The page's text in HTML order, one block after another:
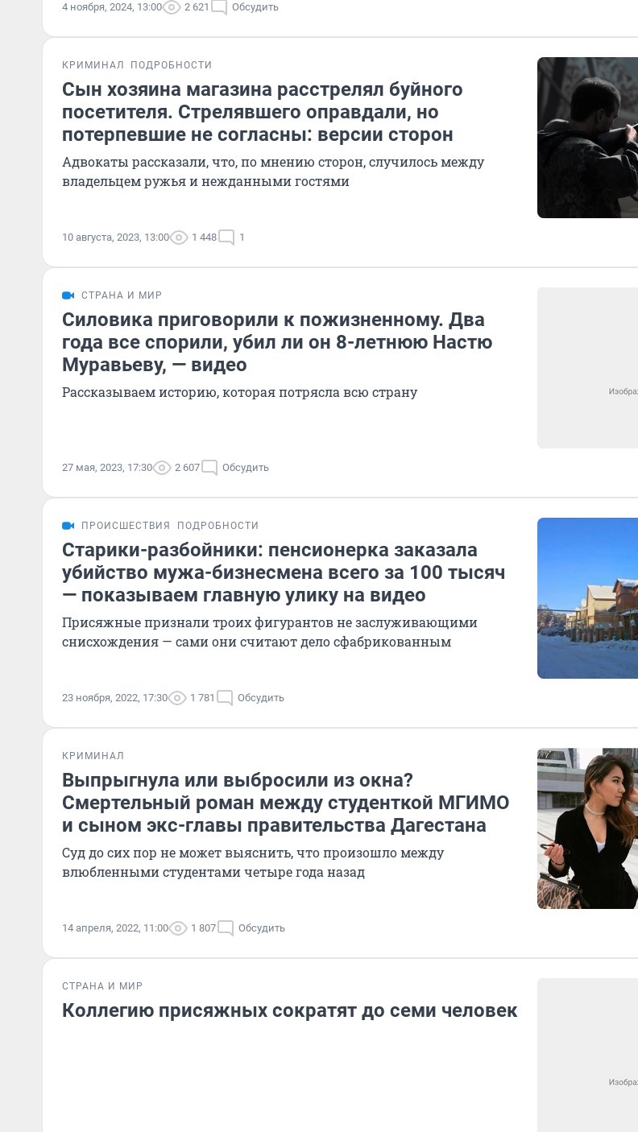
4 ноября, 2024, 13:00 2 621 Обсудить
КРИМИНАЛ ПОДРОБНОСТИ
Сын хозяина магазина расстрелял буйного
посетителя. Стрелявшего оправдали, но
потерпевшие не согласны: версии сторон
Адвокаты рассказали, что, по мнению сторон, случилось между
владельцем ружья и нежданными гостями
10 августа, 2023, 13:00 1 448 1
СТРАНА И МИР
Силовика приговорили к пожизненному. Два
года все спорили, убил ли он 8-летнюю Настю
Муравьеву, — видео
Рассказываем историю, которая потрясла всю страну
27 мая, 2023, 17:30 2 607 Обсудить
ПРОИСШЕСТВИЯ ПОДРОБНОСТИ
Старики-разбойники: пенсионерка заказала
убийство мужа-бизнесмена всего за 100 тысяч
— показываем главную улику на видео
Присяжные признали троих фигурантов не заслуживающими
снисхождения — сами они считают дело сфабрикованным
23 ноября, 2022, 17:30 1 781 Обсудить
КРИМИНАЛ
Выпрыгнула или выбросили из окна?
Смертельный роман между студенткой МГИМО
и сыном экс-главы правительства Дагестана
Суд до сих пор не может выяснить, что произошло между
влюбленными студентами четыре года назад
14 апреля, 2022, 11:00 1 807 Обсудить
СТРАНА И МИР
Коллегию присяжных сократят до семи человек